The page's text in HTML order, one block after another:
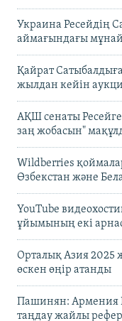
Украина Ресейдің
аймағындағы
Қайрат Сатыбалдыға
жылдан кейін
АҚШ сенаты
заң жобасын"
Wildberries
Өзбекстан және
YouTube
ұйымының екі
Орталық Азия 2025
өскен өңір атанды
Пашинян: Армения
таңдау жайлы